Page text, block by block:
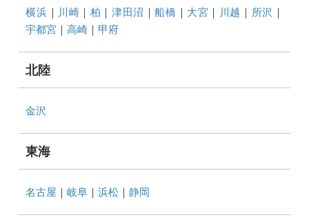
横浜 ｜ 川崎 ｜ 柏 ｜津田沼 ｜船橋 ｜ 大宮 ｜ 川越 ｜ 所沢 ｜
宇都宮 ｜高崎 ｜ 甲府
北陸
金沢
東海
名古屋 ｜岐阜 ｜浜松 ｜静岡